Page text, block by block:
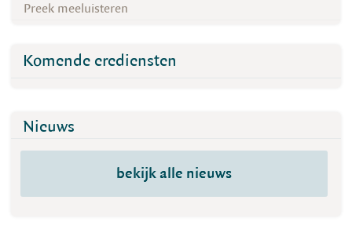
Preek meeluisteren
Komende erediensten
Nieuws
bekijk alle nieuws